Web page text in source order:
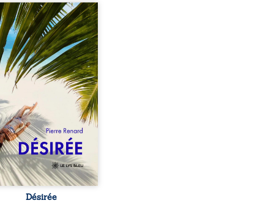
Pierre, jeune retraité,
qu’il est devenu une
femme métissée de
ans. À peine a-t-il
à apprivoiser ce
corps qu’Ange surgit
sa vie et fait vaciller
ses certitudes. Entre
est immédiate,
jusqu’à ce qu’un
familial fasse planer
: et s’ils étaient
demi-frère et ...
Désirée